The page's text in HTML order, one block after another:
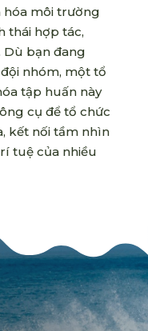
hóa môi trường
thái hợp tác,
Dù bạn đang
nhóm, một tổ
tập huấn này
cụ để tổ chức
kết nối tầm nhìn
tuệ của nhiều